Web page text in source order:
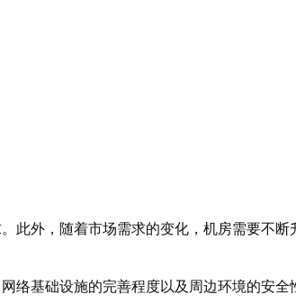
外，随着市场需求的变化，机房需要不断
基础设施的完善程度以及周边环境的安